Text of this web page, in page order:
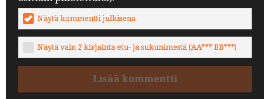
Näytä kommentti julkisena
Näytä vain 2 kirjainta etu- ja sukunimestä (AA*** BB***)
Lisää kommentti